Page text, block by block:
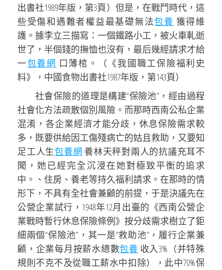
出書社1989年版，第3頁）但是，在戰鬥時代，這
些受傷和遇難者權益最基礎無法包養 獲得維
護。據李立三描寫：一個鐵路小工，被火車軋逝
世了，半個錢的撫恤也沒有，最后幾經請求才給
一包養網 口薄棺。（《我國職工保險福利史
料》，中國食物出書社1987年版，第143頁）
社會保險的道理是構建“保險池”，經由過程
社會化方法疏散個別風險。而那時西南公私企業
混淆，各企業經濟才能分歧，休息保險需求較
多，既要供給因工傷殘病亡的姑且救助，又要知
足工人生包養網 養林天秤對兩人的抗議充耳不
聞，她已經完全沉浸在她對極致平衡的追求
中。、住房、養老等持久福利請求。在那時的情
形下，不具有全社會兼顧的前提，于是決議先在
公營企業試行，1948年12月出臺的《西南公營企
業戰時暫行休息保險條例》按分歧需求樹立了鉅
細兩個“保險池”，其一是“救助池”，履行企業兼
顧，企業每月按薪水總數包養 收入3%（并特殊
規則不克不及從職工薪水中扣除），此中70%保